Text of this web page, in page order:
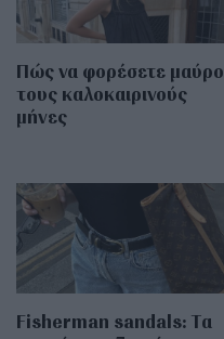
Πώς να φορέσετε μαύρο
τους καλοκαιρινούς
μήνες
Fisherman sandals: Tα